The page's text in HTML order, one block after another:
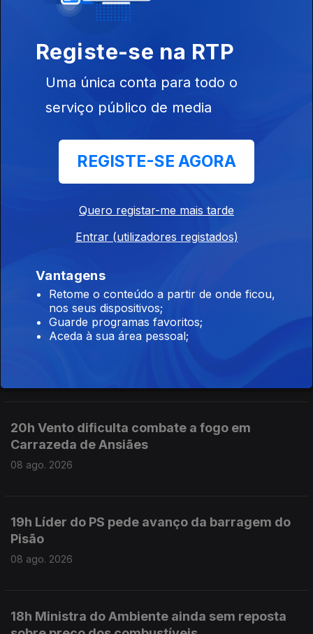
02h Polícia canadiana investiga possível
morte nos incêndios
09 ago. 2026
01h Fogo. Descida da temperatura pode ajudar
combate em Carrazeda
09 ago. 2026
00h Difícil acesso aos fogos complica
09 ago. 2026
23h Novo incêndio em Carrazeda aumenta
20h Vento dificulta combate a fogo em
Carrazeda de Ansiães
08 ago. 2026
19h Líder do PS pede avanço da barragem do
Pisão
08 ago. 2026
18h Ministra do Ambiente ainda sem reposta
Registe-se na RTP
Uma única conta para todo o
serviço público de media
REGISTE-SE AGORA
Quero registar-me mais tarde
Entrar (utilizadores registados)
Vantagens
Retome o conteúdo a partir de onde ficou,
nos seus dispositivos;
Guarde programas favoritos;
Aceda à sua área pessoal;